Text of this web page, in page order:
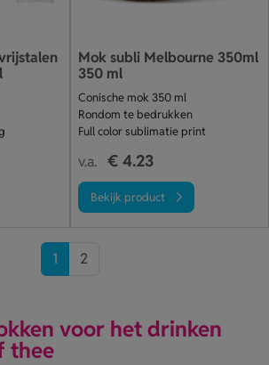
Mok subli Melbourne 350ml
350 ml
Conische mok 350 ml
Rondom te bedrukken
Full color sublimatie print
v.a. € 4.23
Bekijk product
1 2
voor het drinken
thee